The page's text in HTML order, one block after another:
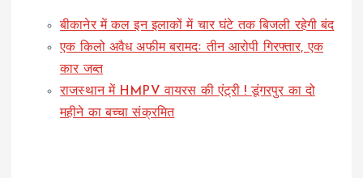
बीकानेर में कल इन इलाकों में चार घंटे तक बिजली रहेगी बंद
एक किलो अवैध अफीम बरामदः तीन आरोपी गिरफ्तार, एक
कार जब्त
राजस्थान में HMPV वायरस की एंट्री ! डूंगरपुर का दो
महीने का बच्चा संक्रमित